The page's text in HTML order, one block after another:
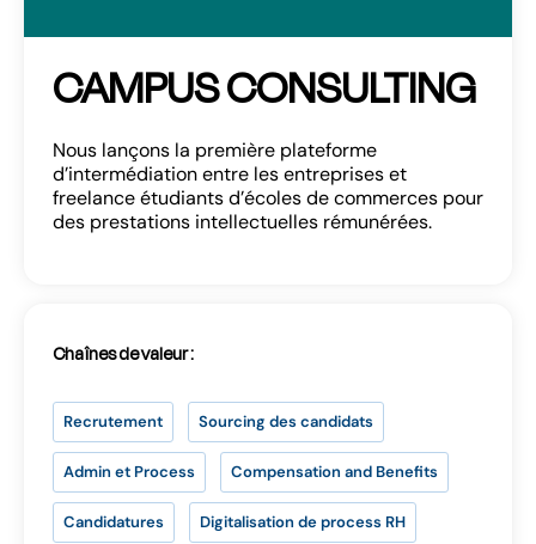
CAMPUS CONSULTING
Nous lançons la première plateforme
d’intermédiation entre les entreprises et
freelance étudiants d’écoles de commerces pour
des prestations intellectuelles rémunérées.
Chaînes de valeur :
Recrutement Sourcing des candidats
Admin et Process Compensation and Benefits
Candidatures Digitalisation de process RH